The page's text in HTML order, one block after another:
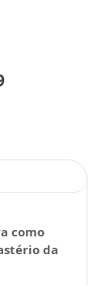
como
da